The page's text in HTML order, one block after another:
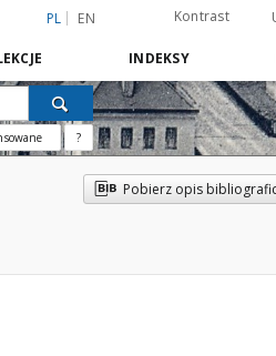
PL EN Kontrast
INDEKSY
?
Pobierz opis